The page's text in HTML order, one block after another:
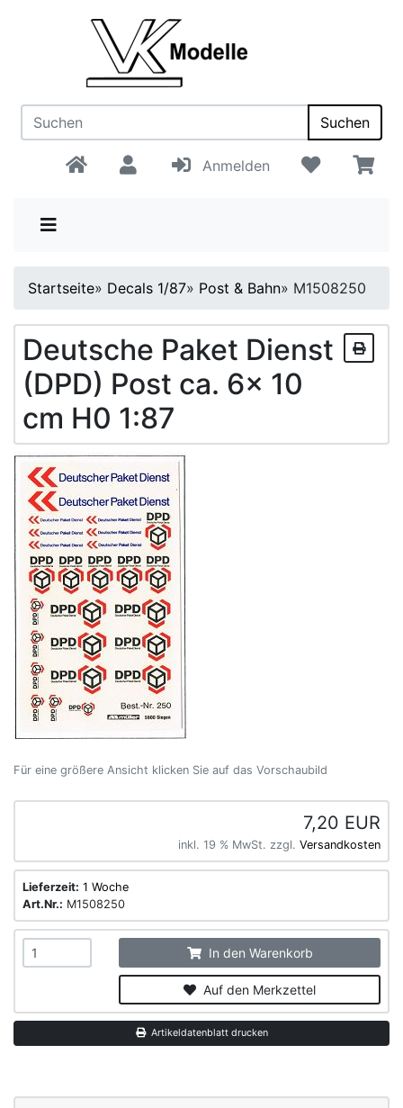
Suchen
Anmelden
Startseite» Decals 1/87» Post & Bahn» M1508250
Deutsche Paket Dienst
(DPD) Post ca. 6x 10
cm H0 1:87
Für eine größere Ansicht klicken Sie auf das Vorschaubild
7,20 EUR
inkl. 19 % MwSt. zzgl. Versandkosten
Lieferzeit: 1 Woche
Art.Nr.: M1508250
In den Warenkorb
Auf den Merkzettel
Artikeldatenblatt drucken